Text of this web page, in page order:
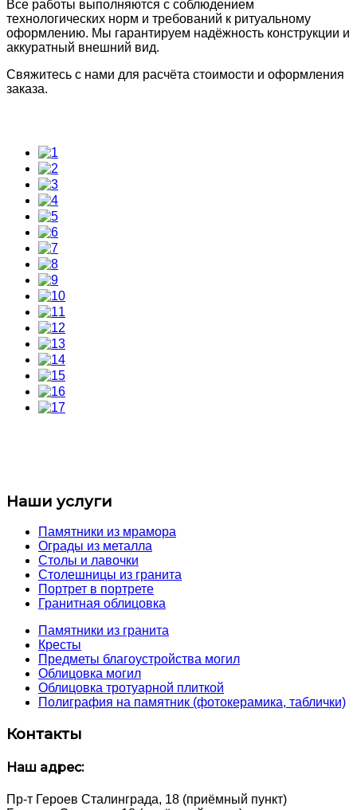
Все работы выполняются с соблюдением
технологических норм и требований к ритуальному
оформлению. Мы гарантируем надёжность конструкции и
аккуратный внешний вид.
Свяжитесь с нами для расчёта стоимости и оформления
заказа.
Наши услуги
Памятники из мрамора
Ограды из металла
Столы и лавочки
Столешницы из гранита
Портрет в портрете
Гранитная облицовка
Памятники из гранита
Кресты
Предметы благоустройства могил
Облицовка могил
Облицовка тротуарной плиткой
Полиграфия на памятник (фотокерамика, таблички)
Контакты
Наш адрес:
Пр-т Героев Сталинграда, 18 (приёмный пункт)